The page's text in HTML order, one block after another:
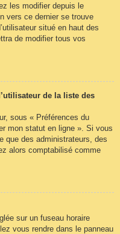
les modifier depuis le
vers ce dernier se trouve
situé en haut des
de modifier tous vos
de la liste des
sous « Préférences du
mon statut en ligne ». Si vous
que des administrateurs, des
alors comptabilisé comme
sur un fuseau horaire
vous rendre dans le panneau